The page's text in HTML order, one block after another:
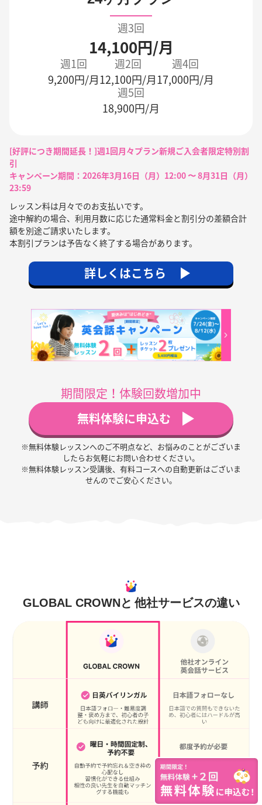
週3回
14,100円/月
週1回
9,200円/月
週2回
12,100円/月
週4回
17,000円/月
週5回
18,900円/月
[好評につき期間延長！]週1回月々プラン新規ご入会者限定特別割
引
キャンペーン期間：2026年3月16日（月）12:00 〜 8月31日（月）
23:59
レッスン料は月々でのお支払いです。
途中解約の場合、利用月数に応じた通常料金と割引分の差額合計
額を別途ご請求いたします。
本割引プランは予告なく終了する場合があります。
詳しくはこちら
期間限定！体験回数増加中
無料体験に申込む
※無料体験レッスンへのご不明点など、お悩みのことがございま
したらお気軽にお問い合わせください。
※無料体験レッスン受講後、有料コースへの自動更新はございま
せんのでご安心ください。
GLOBAL CROWNと 他社サービスの違い